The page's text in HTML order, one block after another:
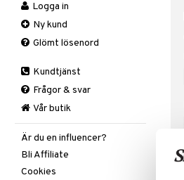
Logga in
Ny kund
Glömt lösenord
Kundtjänst
Frågor & svar
Vår butik
Är du en influencer?
Bli Affiliate
Cookies